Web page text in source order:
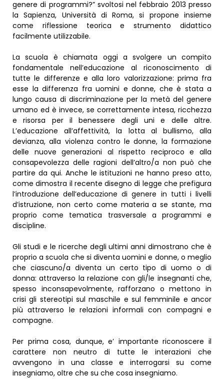
genere di programmi?” svoltosi nel febbraio 2013 presso
la Sapienza, Università di Roma, si propone insieme
come riflessione teorica e strumento didattico
facilmente utilizzabile.
La scuola è chiamata oggi a svolgere un compito
fondamentale nell’educazione al riconoscimento di
tutte le differenze e alla loro valorizzazione: prima fra
esse la differenza fra uomini e donne, che è stata a
lungo causa di discriminazione per la metà del genere
umano ed è invece, se correttamente intesa, ricchezza
e risorsa per il benessere degli uni e delle altre.
L’educazione all’affettività, la lotta al bullismo, alla
devianza, alla violenza contro le donne, la formazione
delle nuove generazioni al rispetto reciproco e alla
consapevolezza delle ragioni dell’altro/a non può che
partire da qui. Anche le istituzioni ne hanno preso atto,
come dimostra il recente disegno di legge che prefigura
l’introduzione dell’educazione di genere in tutti i livelli
d’istruzione, non certo come materia a se stante, ma
proprio come tematica trasversale a programmi e
discipline.
Gli studi e le ricerche degli ultimi anni dimostrano che è
proprio a scuola che si diventa uomini e donne, o meglio
che ciascuno/a diventa un certo tipo di uomo o di
donna: attraverso la relazione con gli/le insegnanti che,
spesso inconsapevolmente, rafforzano o mettono in
crisi gli stereotipi sul maschile e sul femminile e ancor
più attraverso le relazioni informali con compagni e
compagne.
Per prima cosa, dunque, e’ importante riconoscere il
carattere non neutro di tutte le interazioni che
avvengono in una classe e interrogarsi su come
insegniamo, oltre che su che cosa insegniamo.